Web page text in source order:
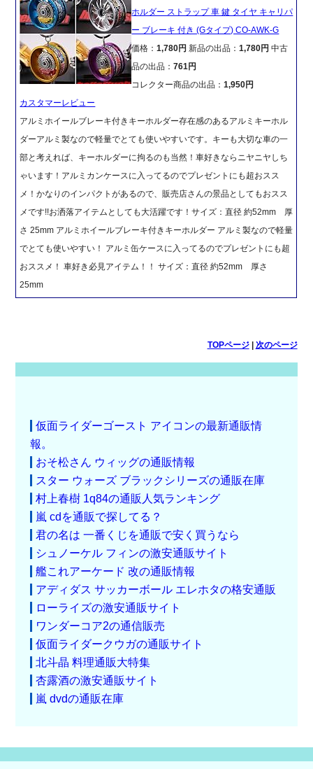
ホルダー ストラップ 車 鍵 タイヤ キャリパ
ー ブレーキ 付き (Gタイプ) CO-AWK-G
価格：1,780円新品の出品：1,780円 中古
品の出品：761円
コレクター商品の出品：1,950円
カスタマーレビュー
アルミホイールブレーキ付きキーホルダー存在感のあるアルミキーホル
ダーアルミ製なので軽量でとても使いやすいです。キーも大切な車の一
部と考えれば、キーホルダーに拘るのも当然！車好きならニヤニヤしち
ゃいます！アルミカンケースに入ってるのでプレゼントにも超おスス
メ！かなりのインパクトがあるので、販売店さんの景品としてもおスス
メです!!お洒落アイテムとしても大活躍です！サイズ：直径 約52mm 厚
さ 25mm アルミホイールブレーキ付きキーホルダー アルミ製なので軽量
でとても使いやすい！ アルミ缶ケースに入ってるのでプレゼントにも超
おススメ！ 車好き必見アイテム！！ サイズ：直径 約52mm 厚さ
25mm
TOPページ| 次のページ
仮面ライダーゴースト アイコンの最新通販情
報。
おそ松さん ウィッグの通販情報
スター ウォーズ ブラックシリーズの通販在庫
村上春樹 1q84の通販人気ランキング
嵐 cdを通販で探してる？
君の名は 一番くじを通販で安く買うなら
シュノーケル フィンの激安通販サイト
艦これアーケード 改の通販情報
アディダス サッカーボール エレホタの格安通販
ローライズの激安通販サイト
ワンダーコア2の通信販売
仮面ライダークウガの通販サイト
北斗晶 料理通販大特集
杏露酒の激安通販サイト
嵐 dvdの通販在庫